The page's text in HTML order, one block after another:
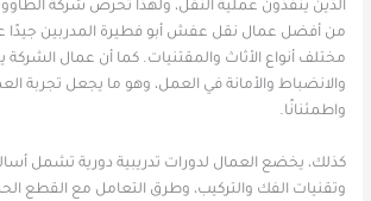
الذين ينفذون عملية النقل، ولهذا تحرص شركة
من أفضل عمال نقل عفش أبو فطيرة المدربين جيدًا
مختلف أنواع الأثاث والمقتنيات. كما أن عمال الشركة
والانضباط والأمانة في العمل، وهو ما يجعل تجربة
واطمئنانًا.
كذلك، يخضع العمال لدورات تدريبية دورية تشمل
وتقنيات الفك والتركيب، وطرق التعامل مع القطع